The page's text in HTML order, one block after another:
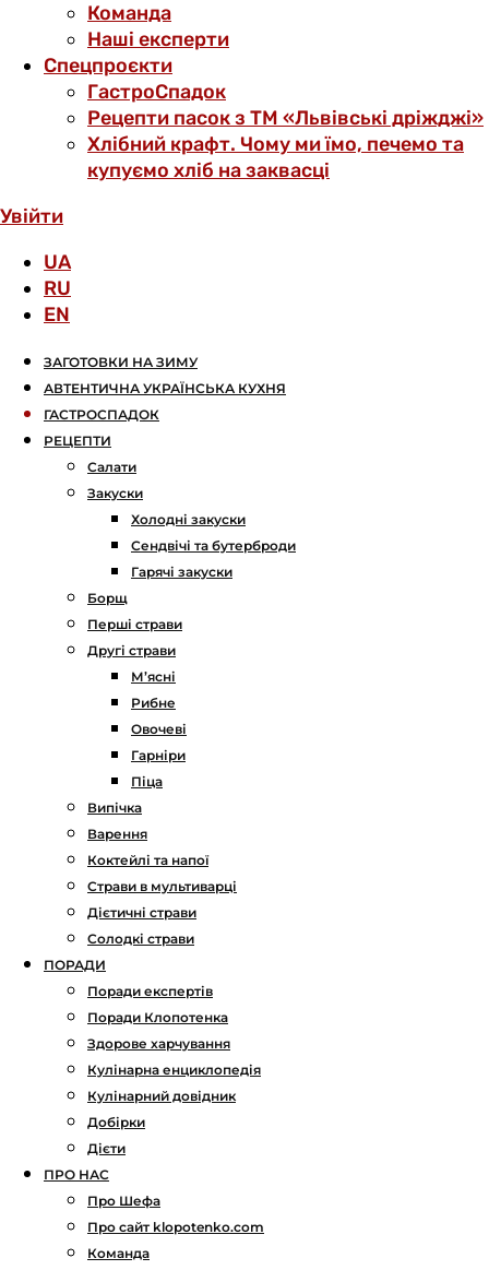
Команда
Наші експерти
Спецпроєкти
ГастроСпадок
Рецепти пасок з ТМ «Львівські дріжджі»
Хлібний крафт. Чому ми їмо, печемо та
купуємо хліб на заквасці
Увійти
UA
RU
EN
ЗАГОТОВКИ НА ЗИМУ
АВТЕНТИЧНА УКРАЇНСЬКА КУХНЯ
ГАСТРОСПАДОК
РЕЦЕПТИ
Салати
Закуски
Холодні закуски
Сендвічі та бутерброди
Гарячі закуски
Борщ
Перші страви
Другі страви
М’ясні
Рибне
Овочеві
Гарніри
Піца
Випічка
Варення
Коктейлі та напої
Страви в мультиварці
Дієтичні страви
Солодкі страви
ПОРАДИ
Поради експертів
Поради Клопотенка
Здорове харчування
Кулінарна енциклопедія
Кулінарний довідник
Добірки
Дієти
ПРО НАС
Про Шефа
Про сайт klopotenko.com
Команда